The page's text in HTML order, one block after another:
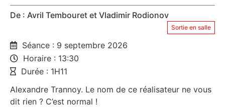
De : Avril Tembouret et Vladimir Rodionov
Sortie en salle
Séance : 9 septembre 2026
Horaire : 13:30
Durée : 1H11
Alexandre Trannoy. Le nom de ce réalisateur ne vous
dit rien ? C’est normal !